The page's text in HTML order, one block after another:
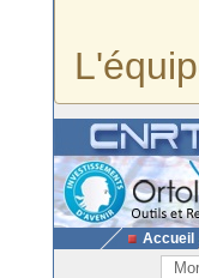
Accueil